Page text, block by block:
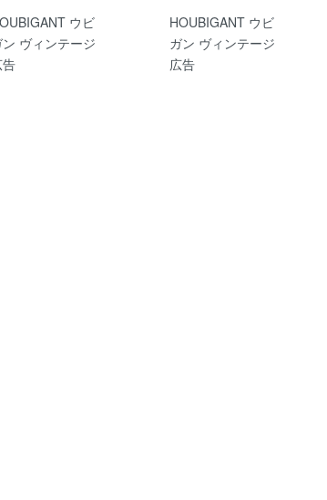
ウビ
ン ヴィンテージ
HOUBIGANT ウビ
ガン ヴィンテージ
広告